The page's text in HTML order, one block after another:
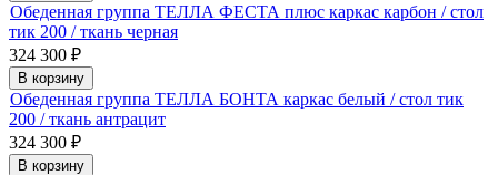
Обеденная группа ТЕЛЛА ФЕСТА плюс каркас карбон / стол
тик 200 / ткань черная
324 300 ₽
В корзину
Обеденная группа ТЕЛЛА БОНТА каркас белый / стол тик
200 / ткань антрацит
324 300 ₽
В корзину